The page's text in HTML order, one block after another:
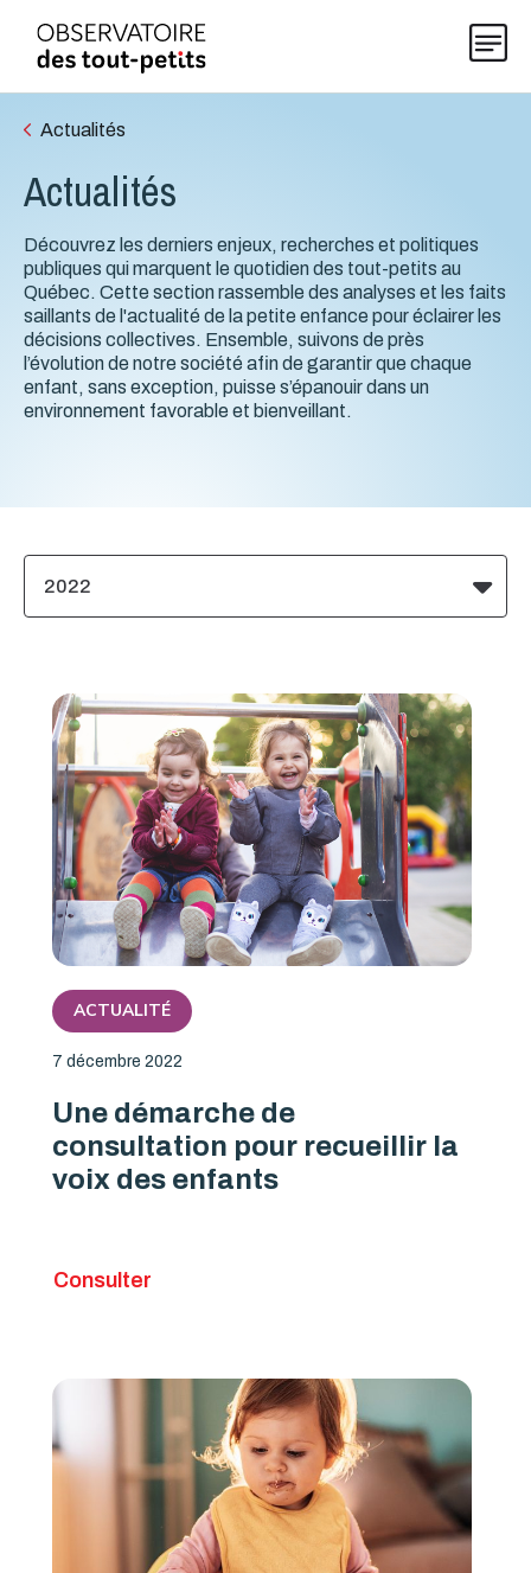
Thématiques
Explorer les données 0-5
Publications
Actualités
Actualités
Découvrez les derniers enjeux, recherches et politiques
publiques qui marquent le quotidien des tout-petits au
Québec. Cette section rassemble des analyses et les faits
saillants de l'actualité de la petite enfance pour éclairer les
décisions collectives. Ensemble, suivons de près
l’évolution de notre société afin de garantir que chaque
enfant, sans exception, puisse s’épanouir dans un
environnement favorable et bienveillant.
2022
ACTUALITÉ
7 décembre 2022
Une démarche de
consultation pour recueillir la
voix des enfants
Consulter